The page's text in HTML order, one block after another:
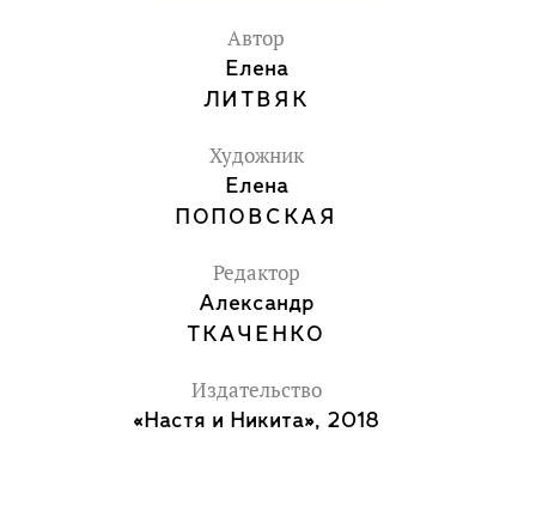
Автор
Елена
ЛИТВЯК
Художник
Елена
ПОПОВСКАЯ
Редактор
Александр
ТКАЧЕНКО
Издательство
«Настя и Никита», 2018